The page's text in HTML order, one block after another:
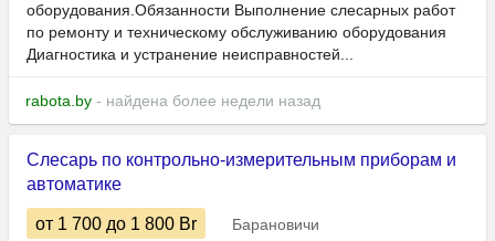
оборудования.Обязанности Выполнение слесарных работ
по ремонту и техническому обслуживанию оборудования
Диагностика и устранение неисправностей...
rabota.by - найдена более недели назад
Слесарь по контрольно-измерительным приборам и
автоматике
от 1 700 до 1 800 Br
Барановичи